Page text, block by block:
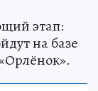
этап:
на базе